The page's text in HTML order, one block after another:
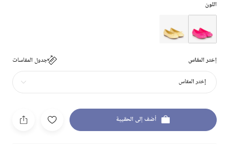
اللون
إختر المقاس جدول المقاسات
إختر المقاس
أضف إلى الحقيبة